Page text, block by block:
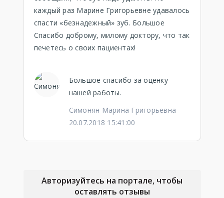
каждый раз Марине Григорьевне удавалось
спасти «безнадежный» зуб. Большое
Спасибо доброму, милому доктору, что так
печетесь о своих пациентах!
Большое спасибо за оценку
нашей работы.
Симонян Марина Григорьевна
20.07.2018 15:41:00
Авторизуйтесь на портале, чтобы
оставлять отзывы